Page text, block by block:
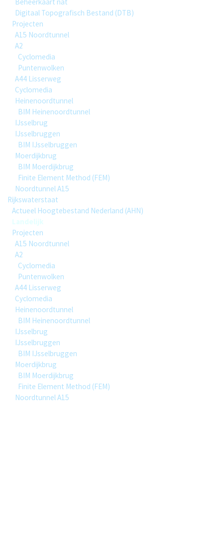
Beheerkaart nat
Digitaal Topografisch Bestand (DTB)
Projecten
A15 Noordtunnel
A2
Cyclomedia
Puntenwolken
A44 Lisserweg
Cyclomedia
Heinenoordtunnel
BIM Heinenoordtunnel
IJsselbrug
IJsselbruggen
BIM IJsselbruggen
Moerdijkbrug
BIM Moerdijkbrug
Finite Element Method (FEM)
Noordtunnel A15
Rijkswaterstaat
Actueel Hoogtebestand Nederland (AHN)
Landelijk
Projecten
A15 Noordtunnel
A2
Cyclomedia
Puntenwolken
A44 Lisserweg
Cyclomedia
Heinenoordtunnel
BIM Heinenoordtunnel
IJsselbrug
IJsselbruggen
BIM IJsselbruggen
Moerdijkbrug
BIM Moerdijkbrug
Finite Element Method (FEM)
Noordtunnel A15